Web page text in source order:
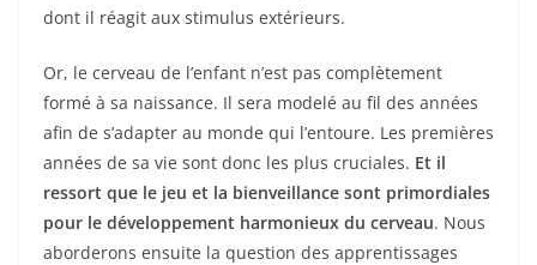
dont il réagit aux stimulus extérieurs.
Or, le cerveau de l’enfant n’est pas complètement
formé à sa naissance. Il sera modelé au fil des années
afin de s’adapter au monde qui l’entoure. Les premières
années de sa vie sont donc les plus cruciales. Et il
ressort que le jeu et la bienveillance sont primordiales
pour le développement harmonieux du cerveau. Nous
aborderons ensuite la question des apprentissages